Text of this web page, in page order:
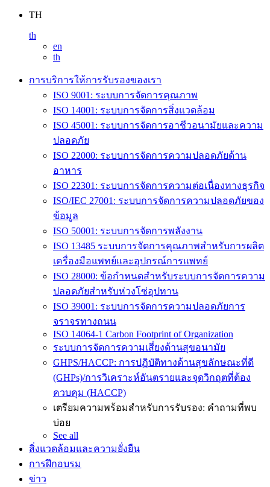
TH
th
en
th
การบริการให้การรับรองของเรา
ISO 9001: ระบบการจัดการคุณภาพ
ISO 14001: ระบบการจัดการสิ่งแวดล้อม
ISO 45001: ระบบการจัดการอาชีวอนามัยและความ
ปลอดภัย
ISO 22000: ระบบการจัดการความปลอดภัยด้าน
อาหาร
ISO 22301: ระบบการจัดการความต่อเนื่องทางธุรกิจ
ISO/IEC 27001: ระบบการจัดการความปลอดภัยของ
ข้อมูล
ISO 50001: ระบบการจัดการพลังงาน
ISO 13485 ระบบการจัดการคุณภาพสำหรับการผลิต
เครื่องมือแพทย์และอุปกรณ์การแพทย์
ISO 28000: ข้อกำหนดสำหรับระบบการจัดการความ
ปลอดภัยสำหรับห่วงโซ่อุปทาน
ISO 39001: ระบบการจัดการความปลอดภัยการ
จราจรทางถนน
ISO 14064-1 Carbon Footprint of Organization
ระบบการจัดการความเสี่ยงด้านสุขอนามัย
GHPS/HACCP: การปฏิบัติทางด้านสุขลักษณะที่ดี
(GHPs)/การวิเคราะห์อันตรายและจุดวิกฤตที่ต้อง
ควบคุม (HACCP)
เตรียมความพร้อมสำหรับการรับรอง: คำถามที่พบ
บ่อย
See all
สิ่งแวดล้อมและความยั่งยืน
การฝึกอบรม
ข่าว